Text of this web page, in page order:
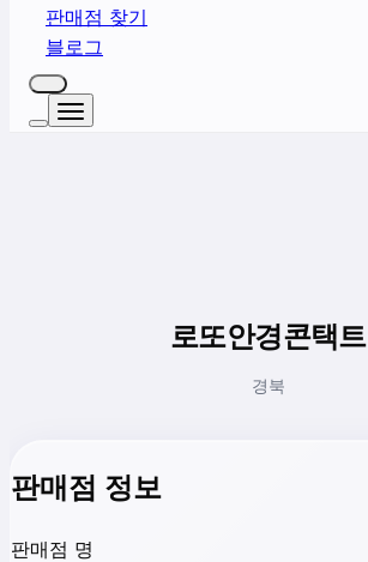
판매점 찾기
블로그
로또안경콘택트
경북
판매점 정보
판매점 명